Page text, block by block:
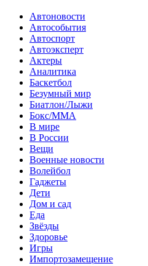
Автоновости
Автособытия
Автоспорт
Автоэксперт
Актеры
Аналитика
Баскетбол
Безумный мир
Биатлон/Лыжи
Бокс/MMA
В мире
В России
Вещи
Военные новости
Волейбол
Гаджеты
Дети
Дом и сад
Еда
Звёзды
Здоровье
Игры
Импортозамещение